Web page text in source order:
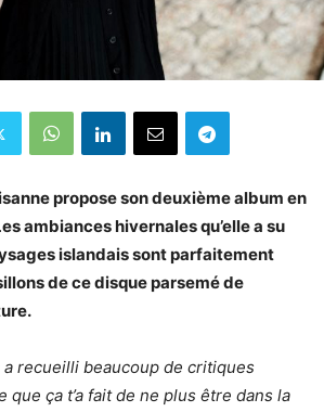
propose son deuxième album en
ambiances hivernales qu’elle a su
islandais sont parfaitement
de ce disque parsemé de
recueilli beaucoup de critiques
que ça t’a fait de ne plus être dans la